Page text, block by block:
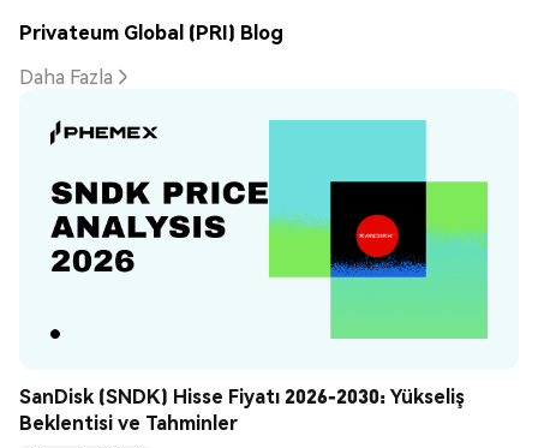
Privateum Global (PRI) Blog
Daha Fazla
SanDisk (SNDK) Hisse Fiyatı 2026-2030: Yükseliş
Beklentisi ve Tahminler